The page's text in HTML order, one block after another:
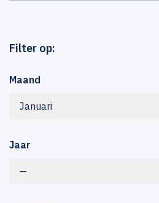
Filter op:
Maand
Januari
Jaar
—